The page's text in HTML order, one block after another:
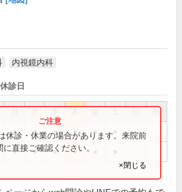
内視鏡内科
診日
祝
● ● ● ● ●
● ● ● ●
休診・休業の場合があります。来院前
直接ご確認ください。
×閉じる